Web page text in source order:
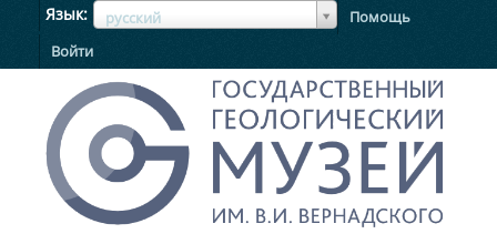
Язык русский
ЯзыкЯзык
Помощь
Войти